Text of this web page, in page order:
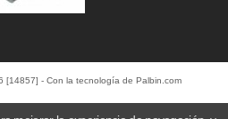
[14857] - Con la tecnología de Palbin.com